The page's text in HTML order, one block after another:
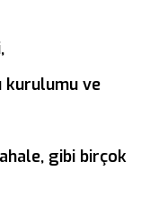
kurulumu ve
gibi birçok